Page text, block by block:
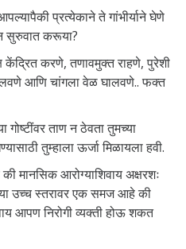
प्रत्येकाने ते गांभीर्याने घेणे
सुरुवात करूया?
करणे, तणावमुक्त राहणे, पुरेशी
आणि चांगला वेळ घालवणे.. फक्त
ताण न ठेवता तुमच्या
तुम्हाला ऊर्जा मिळायला हवी.
मानसिक आरोग्याशिवाय अक्षरशः
उच्च स्तरावर एक समज आहे की
आपण निरोगी व्यक्ती होऊ शकत